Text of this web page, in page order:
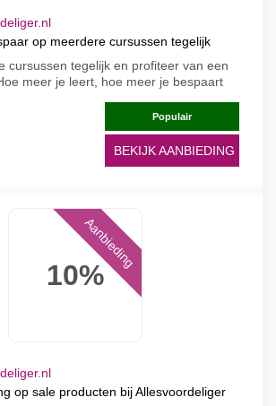
op meerdere cursussen tegelijk
cursussen tegelijk en profiteer van een
meer je leert, hoe meer je bespaart
Populair
BEKIJK AANBIEDING
10%
Aanbieding
op sale producten bij Allesvoordeliger